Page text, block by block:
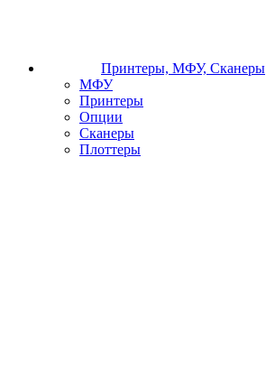
Принтеры, МФУ, Сканеры
МФУ
Принтеры
Опции
Сканеры
Плоттеры